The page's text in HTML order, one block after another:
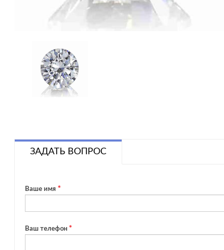
ЗАДАТЬ ВОПРОС
Ваше имя
Ваш телефон